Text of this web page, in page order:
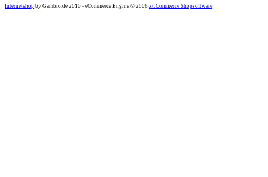
Internetshop by Gambio.de 2010 - eCommerce Engine © 2006 xt:Commerce Shopsoftware